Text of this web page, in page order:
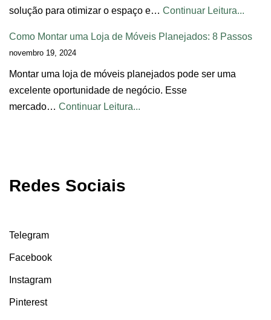
solução para otimizar o espaço e… Continuar Leitura...
Como Montar uma Loja de Móveis Planejados: 8 Passos
novembro 19, 2024
Montar uma loja de móveis planejados pode ser uma
excelente oportunidade de negócio. Esse
mercado… Continuar Leitura...
Redes Sociais
Telegram
Facebook
Instagram
Pinterest